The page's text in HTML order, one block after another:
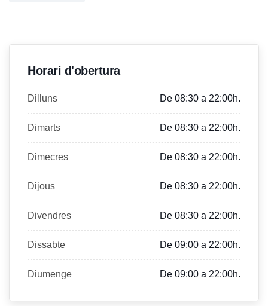
Horari d'obertura
Dilluns De 08:30 a 22:00h.
Dimarts De 08:30 a 22:00h.
Dimecres De 08:30 a 22:00h.
Dijous De 08:30 a 22:00h.
Divendres De 08:30 a 22:00h.
Dissabte De 09:00 a 22:00h.
Diumenge De 09:00 a 22:00h.